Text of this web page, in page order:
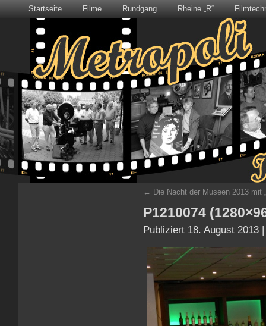
Startseite Filme Rundgang Rheine „R“
← Die Nacht der Museen 2013 mit
P1210074
Publiziert 18. August 2013